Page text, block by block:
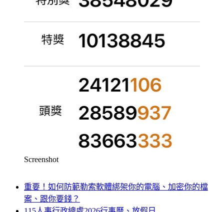
Screenshot
重要！如何防範勒索軟體綁架你的電腦、加密你的檔
案、跟你要錢？